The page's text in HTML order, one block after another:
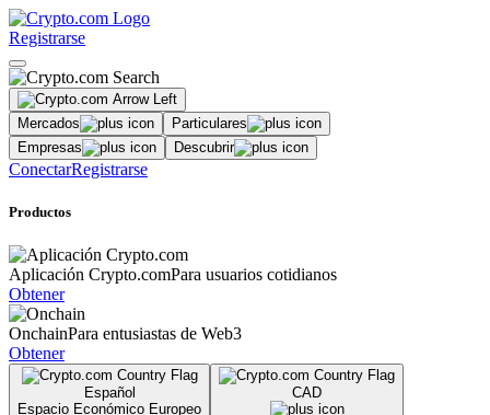
Registrarse
Mercados
Particulares
Empresas
Descubrir
ConectarRegistrarse
Productos
Aplicación Crypto.comPara usuarios cotidianos
Obtener
OnchainPara entusiastas de Web3
Obtener
Español
Espacio Económico Europeo
CAD